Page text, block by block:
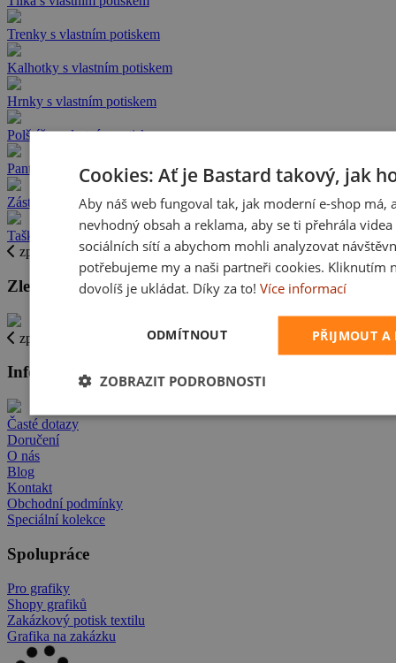
Trenky s vlastním potiskem
Kalhotky s vlastním potiskem
Hrnky s vlastním potiskem
Polštáře s vlastním potiskem
Pantofle s vlastním potiskem
Zástěry s vlastním potiskem
Tašky s vlastním potiskem
zpět
Zlevněné zboží
zpět
Informace
Časté dotazy
Doručení
O nás
Blog
Kontakt
Obchodní podmínky
Speciální kolekce
Spolupráce
Pro grafiky
Shopy grafiků
Zakázkový potisk textilu
Grafika na zakázku
Cookies: Ať je Bastard takový, jak
Aby náš web fungoval tak, jak moderní e-shop má,
nevhodný obsah a reklama, aby se ti přehrála
sociálních sítí a abychom mohli analyzovat
potřebujeme my a naši partneři cookies. Kliknutím
dovolíš je ukládat. Díky za to! Více informací
PŘIJMOUT A
ODMÍTNOUT
ZOBRAZIT PODROBNOSTI